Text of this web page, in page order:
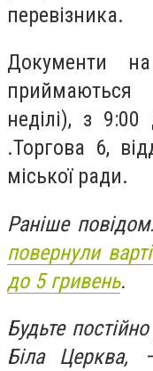
перевізника.
Документи
приймаються
неділі), з
.Торгова 6,
міської ради.
Раніше
повернули
до 5 гривень.
Будьте
Біла Церква,